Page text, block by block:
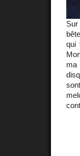
qui
ma